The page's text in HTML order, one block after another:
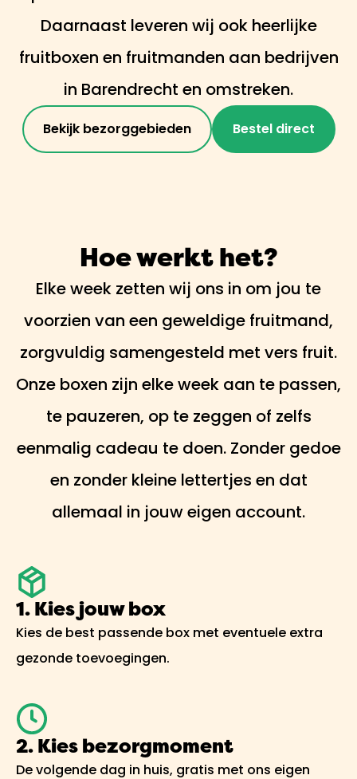
Daarnaast leveren wij ook heerlijke
fruitboxen en fruitmanden aan bedrijven
in Barendrecht en omstreken.
Bekijk bezorggebieden Bestel direct
Hoe werkt het?
Elke week zetten wij ons in om jou te
voorzien van een geweldige fruitmand,
zorgvuldig samengesteld met vers fruit.
Onze boxen zijn elke week aan te passen,
te pauzeren, op te zeggen of zelfs
eenmalig cadeau te doen. Zonder gedoe
en zonder kleine lettertjes en dat
allemaal in jouw eigen account.
1. Kies jouw box
Kies de best passende box met eventuele extra
gezonde toevoegingen.
2. Kies bezorgmoment
De volgende dag in huis, gratis met ons eigen